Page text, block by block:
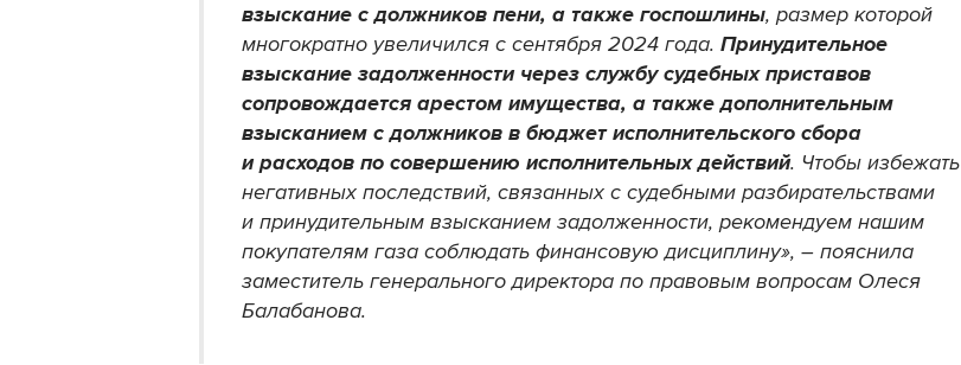
взыскание с должников пени, а также госпошлины, размер которой
многократно увеличился с сентября 2024 года. Принудительное
взыскание задолженности через службу судебных приставов
сопровождается арестом имущества, а также дополнительным
взысканием с должников в бюджет исполнительского сбора
и расходов по совершению исполнительных действий. Чтобы избежать
негативных последствий, связанных с судебными разбирательствами
и принудительным взысканием задолженности, рекомендуем нашим
покупателям газа соблюдать финансовую дисциплину», – пояснила
заместитель генерального директора по правовым вопросам Олеся
Балабанова.